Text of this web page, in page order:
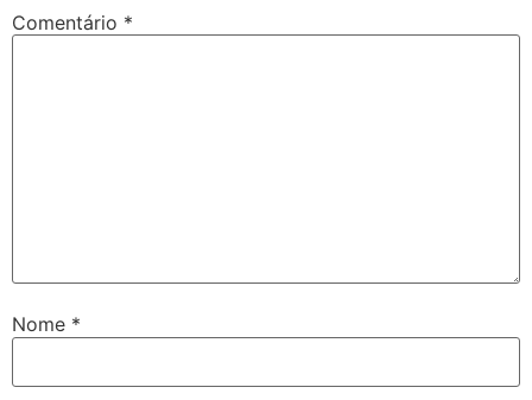
Comentário *
Nome *